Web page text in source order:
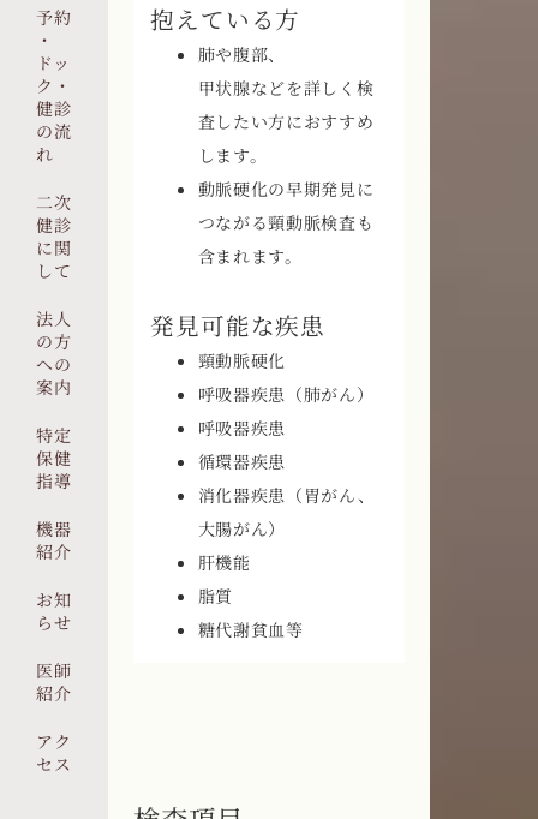
予約
・
ドッ
ク・
健診
の流
れ
二次
健診
に関
して
法人
の方
への
案内
特定
保健
指導
機器
紹介
お知
らせ
医師
紹介
アク
セス
抱えている方
肺や腹部、
甲状腺などを詳しく検
査したい方におすすめ
します。
動脈硬化の早期発見に
つながる頸動脈検査も
含まれます。
発見可能な疾患
頸動脈硬化
呼吸器疾患（肺がん）
呼吸器疾患
循環器疾患
消化器疾患（胃がん、
大腸がん）
肝機能
脂質
糖代謝貧血等